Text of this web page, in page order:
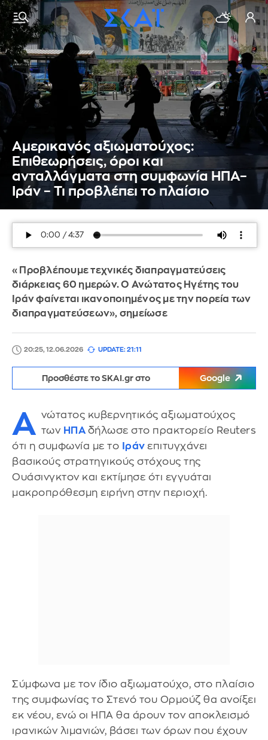
Αμερικανός αξιωματούχος:
Επιθεωρήσεις, όροι και
ανταλλάγματα στη συμφωνία ΗΠΑ–
Ιράν – Τι προβλέπει το πλαίσιο
«Προβλέπουμε τεχνικές διαπραγματεύσεις
διάρκειας 60 ημερών. Ο Ανώτατος Ηγέτης του
Ιράν φαίνεται ικανοποιημένος με την πορεία των
διαπραγματεύσεων», σημείωσε
20:25, 12.06.2026 UPDATE: 21:11
Προσθέστε το SKAI.gr στο Google
Α νώτατος κυβερνητικός αξιωματούχος
των ΗΠΑ δήλωσε στο πρακτορείο Reuters
ότι η συμφωνία με το Ιράν επιτυγχάνει
βασικούς στρατηγικούς στόχους της
Ουάσινγκτον και εκτίμησε ότι εγγυάται
μακροπρόθεσμη ειρήνη στην περιοχή.
Σύμφωνα με τον ίδιο αξιωματούχο, στο πλαίσιο
της συμφωνίας το Στενό του Ορμούζ θα ανοίξει
εκ νέου, ενώ οι ΗΠΑ θα άρουν τον αποκλεισμό
ιρανικών λιμανιών, βάσει των όρων που έχουν